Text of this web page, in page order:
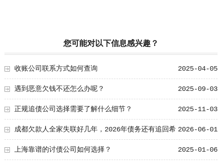
您可能对以下信息感兴趣？
2025-04-05
收账公司联系方式如何查询
2025-09-03
遇到恶意欠钱不还怎么办呢？
2025-11-03
正规追债公司选择需要了解什么细节？
2026-06-01
成都欠款人全家失联好几年，2026年债务还有追回希
望吗？ 2025-01-06
上海靠谱的讨债公司如何选择？